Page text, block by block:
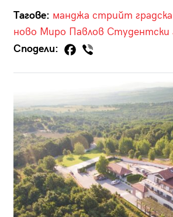
Тагове: манджа стрийт
ново Миро Павлов Студентски
Сподели: